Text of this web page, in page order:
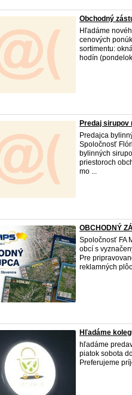
Obchodný
Hľadáme
cenových
sortimentu:
hodín
Predaj sirupov
Predajca
Spoločnosť
bylinných
priestoroch
mo ...
OBCHODNÝ
Spoločnosť FA
obcí s
Pre
reklamných
Hľadáme
hľadáme
piatok sobota
Preferujeme